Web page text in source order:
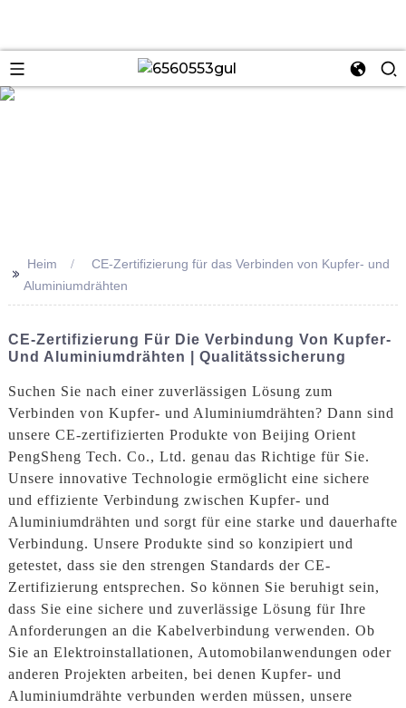
>>
Heim
CE-Zertifizierung für das Verbinden von Kupfer- und
Aluminiumdrähten
CE-Zertifizierung Für Die Verbindung Von Kupfer-
Und Aluminiumdrähten | Qualitätssicherung
Suchen Sie nach einer zuverlässigen Lösung zum
Verbinden von Kupfer- und Aluminiumdrähten? Dann sind
unsere CE-zertifizierten Produkte von Beijing Orient
PengSheng Tech. Co., Ltd. genau das Richtige für Sie.
Unsere innovative Technologie ermöglicht eine sichere
und effiziente Verbindung zwischen Kupfer- und
Aluminiumdrähten und sorgt für eine starke und dauerhafte
Verbindung. Unsere Produkte sind so konzipiert und
getestet, dass sie den strengen Standards der CE-
Zertifizierung entsprechen. So können Sie beruhigt sein,
dass Sie eine sichere und zuverlässige Lösung für Ihre
Anforderungen an die Kabelverbindung verwenden. Ob
Sie an Elektroinstallationen, Automobilanwendungen oder
anderen Projekten arbeiten, bei denen Kupfer- und
Aluminiumdrähte verbunden werden müssen, unsere